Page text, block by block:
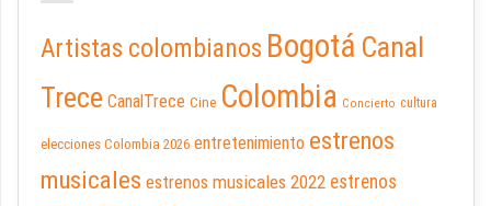
Artistas colombianos Bogotá Canal
Trece CanalTrece Cine Colombia Concierto cultura
elecciones Colombia 2026 entretenimiento estrenos
musicales estrenos musicales 2022 estrenos